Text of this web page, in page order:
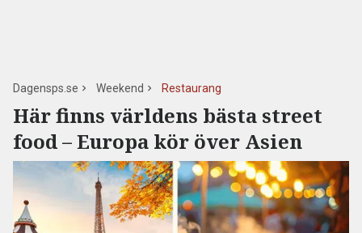
Dagensps.se Weekend Restaurang
Här finns världens bästa street
food – Europa kör över Asien